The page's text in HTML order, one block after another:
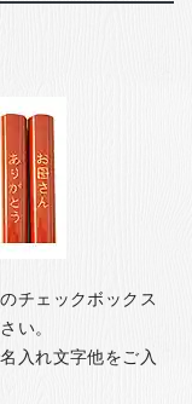
チェックボックス
い。
入れ文字他をご入